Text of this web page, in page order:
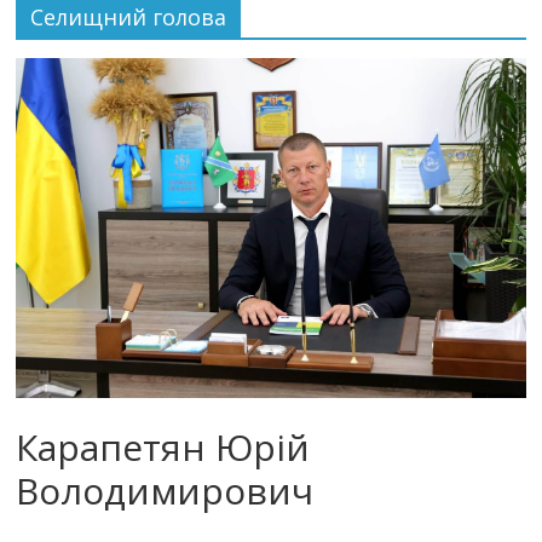
Селищний голова
Карапетян Юрій
Володимирович